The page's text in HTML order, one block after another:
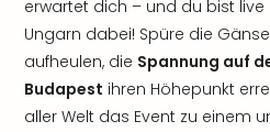
erwartet dich – und du bist live
Ungarn dabei! Spüre die
aufheulen, die Spannung auf
Budapest ihren Höhepunkt
aller Welt das Event zu einem